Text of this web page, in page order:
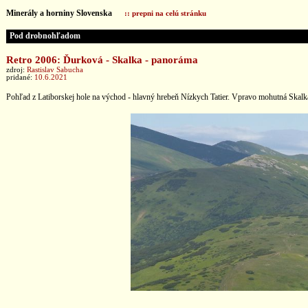
Minerály a horniny Slovenska :: prepni na celú stránku
Pod drobnohľadom
Retro 2006: Ďurková - Skalka - panoráma
zdroj: Rastislav Sabucha
pridané: 10.6.2021
Pohľad z Latiborskej hole na východ - hlavný hrebeň Nízkych Tatier. Vpravo mohutná